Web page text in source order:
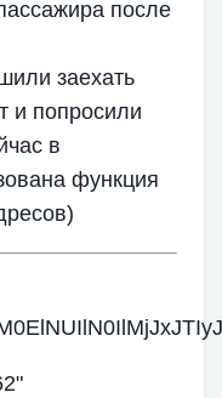
после
заехать
и попросили
в
функция